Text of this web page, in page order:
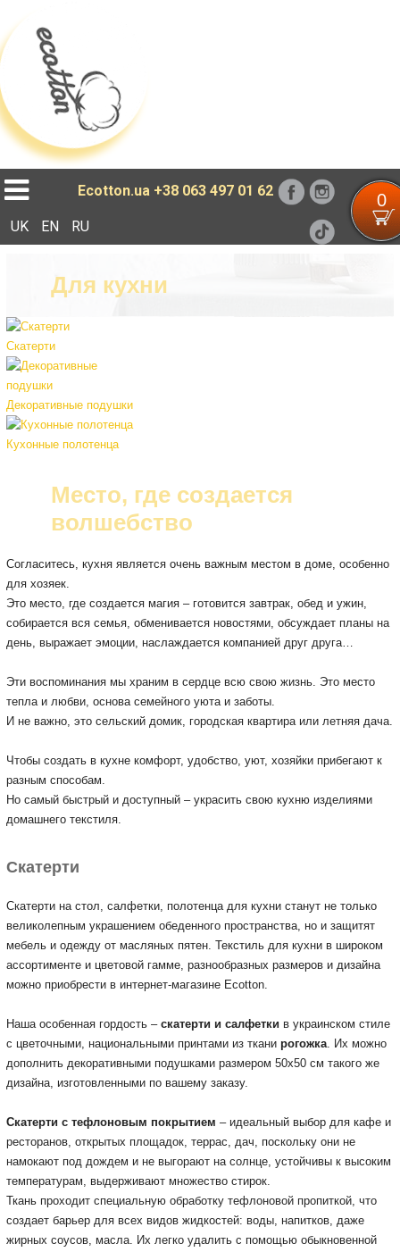
Ecotton.ua +38 063 497 01 62 0
UK EN RU
Для кухни
Скатерти
Декоративные подушки
Кухонные полотенца
Место, где создается
волшебство
Согласитесь, кухня является очень важным местом в доме, особенно
для хозяек.
Это место, где создается магия – готовится завтрак, обед и ужин,
собирается вся семья, обменивается новостями, обсуждает планы на
день, выражает эмоции, наслаждается компанией друг друга…
Эти воспоминания мы храним в сердце всю свою жизнь. Это место
тепла и любви, основа семейного уюта и заботы.
И не важно, это сельский домик, городская квартира или летняя дача.
Чтобы создать в кухне комфорт, удобство, уют, хозяйки прибегают к
разным способам.
Но самый быстрый и доступный – украсить свою кухню изделиями
домашнего текстиля.
Скатерти
Скатерти на стол, салфетки, полотенца для кухни станут не только
великолепным украшением обеденного пространства, но и защитят
мебель и одежду от масляных пятен. Текстиль для кухни в широком
ассортименте и цветовой гамме, разнообразных размеров и дизайна
можно приобрести в интернет-магазине Ecotton.
Наша особенная гордость – скатерти и салфетки в украинском стиле
с цветочными, национальными принтами из ткани рогожка. Их можно
дополнить декоративными подушками размером 50х50 см такого же
дизайна, изготовленными по вашему заказу.
Скатерти с тефлоновым покрытием – идеальный выбор для кафе и
ресторанов, открытых площадок, террас, дач, поскольку они не
намокают под дождем и не выгорают на солнце, устойчивы к высоким
температурам, выдерживают множество стирок.
Ткань проходит специальную обработку тефлоновой пропиткой, что
создает барьер для всех видов жидкостей: воды, напитков, даже
жирных соусов, масла. Их легко удалить с помощью обыкновенной